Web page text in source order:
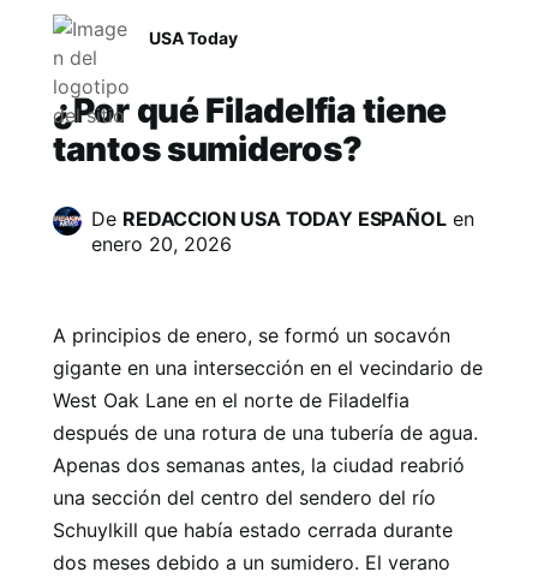
USA Today
¿Por qué Filadelfia tiene
tantos sumideros?
De REDACCION USA TODAY ESPAÑOLen
enero 20, 2026
A principios de enero, se formó un socavón
gigante en una intersección en el vecindario de
West Oak Lane en el norte de Filadelfia
después de una rotura de una tubería de agua.
Apenas dos semanas antes, la ciudad reabrió
una sección del centro del sendero del río
Schuylkill que había estado cerrada durante
dos meses debido a un sumidero. El verano